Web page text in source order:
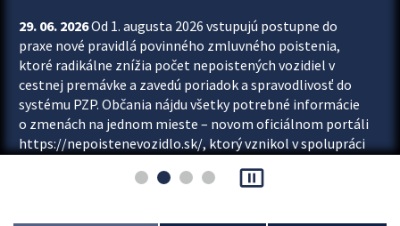
29. 06. 2026Od 1. augusta 2026 vstupujú postupne do
praxe nové pravidlá povinného zmluvného poistenia,
ktoré radikálne znížia počet nepoistených vozidiel v
cestnej premávke a zavedú poriadok a spravodlivosť do
systému PZP. Občania nájdu všetky potrebné informácie
o zmenách na jednom mieste – novom oficiálnom portáli
https://nepoistenevozidlo.sk/, ktorý vznikol v spolupráci
asociácie poisťovní (SLASPO) a Ministerstva vnútra SR.
pause_presentation